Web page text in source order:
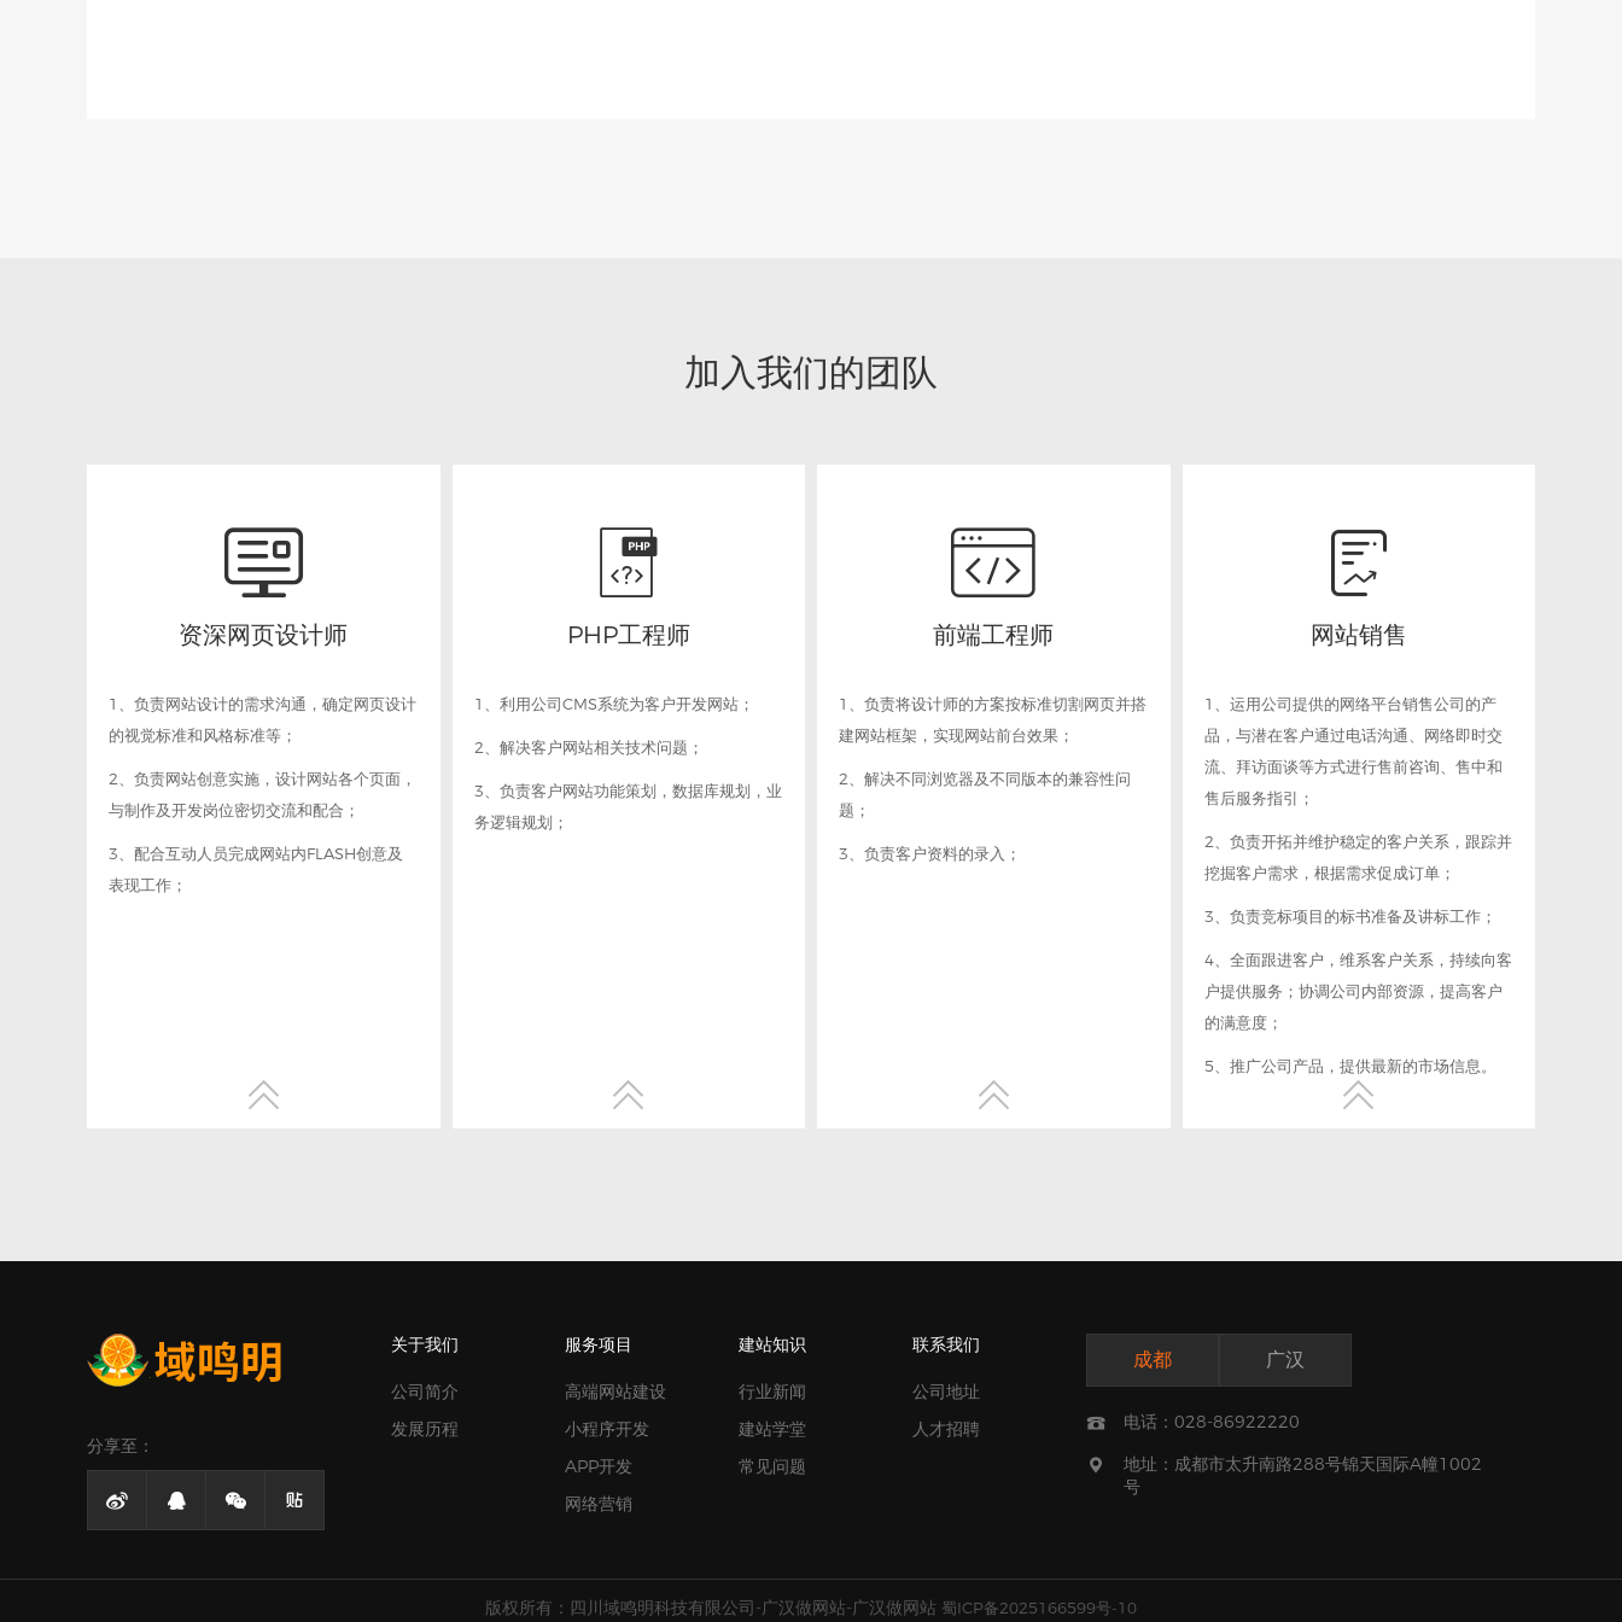
加入我们的团队

资深网页设计师
1、负责网站设计的需求沟通，确定网页设计
的视觉标准和风格标准等；
2、负责网站创意实施，设计网站各个页面，
与制作及开发岗位密切交流和配合；
3、配合互动人员完成网站内FLASH创意及
表现工作；

思能力，把握视觉色彩与网站布局，思想
3、熟练运用Photoshop、Ai、Flash、
Dreamweaver等工具或同类软件；
能力；
创意；

PHP工程师
1、利用公司CMS系统为客户开发网站；
2、解决客户网站相关技术问题；
3、负责客户网站功能策划，数据库规划，业
务逻辑规划；

优化。
立应付大访问量下网站的设计和开发工
5、具有PHP缓存技术、静态化设计方面
的经验，能够独立开发后台。
6、精通PHP，具备在Linux平台下使用
6、具有较强的团队意识，高度的责任
感，对工作积极严谨，勇于承担压力。

前端工程师
1、负责将设计师的方案按标准切割网页并搭
建网站框架，实现网站前台效果；
2、解决不同浏览器及不同版本的兼容性问
题；
3、负责客户资料的录入；

4、制作速度快、效率高，敢于接受挑战
5、有解决问题、钻研新技术的兴趣和能
力，善于交流和表达，有良好的团队合作
6、熟练运用常见AJAX框架，如YUI、

网站销售
1、运用公司提供的网络平台销售公司的产
品，与潜在客户通过电话沟通、网络即时交
流、拜访面谈等方式进行售前咨询、售中和
售后服务指引；
2、负责开拓并维护稳定的客户关系，跟踪并
挖掘客户需求，根据需求促成订单；
3、负责竞标项目的标书准备及讲标工作；
4、全面跟进客户，维系客户关系，持续向客
户提供服务；协调公司内部资源，提高客户
的满意度；
5、推广公司产品，提供最新的市场信息。

较强的服务理念，有一定的沟通谈判能
力，具有良好的团队合作精神；
的工作压力；
6、曾任职过网页设计师、网页制作、程
分享至：
   
关于我们
公司简介
发展历程
服务项目
高端网站建设
小程序开发
APP开发
网络营销
建站知识
行业新闻
建站学堂
常见问题
联系我们
公司地址
人才招聘
成都 广汉
 电话：028-86922220

地址：成都市太升南路288号锦天国际A幢1002
号
版权所有：四川域鸣明科技有限公司-广汉做网站-广汉做网站 蜀ICP备2025166599号-10